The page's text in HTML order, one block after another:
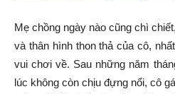
Mẹ chồng ngày nào cũng chì
và thân hình thon thả của cô,
vui chơi về. Sau những năm
lúc không còn chịu đựng nổi, cô